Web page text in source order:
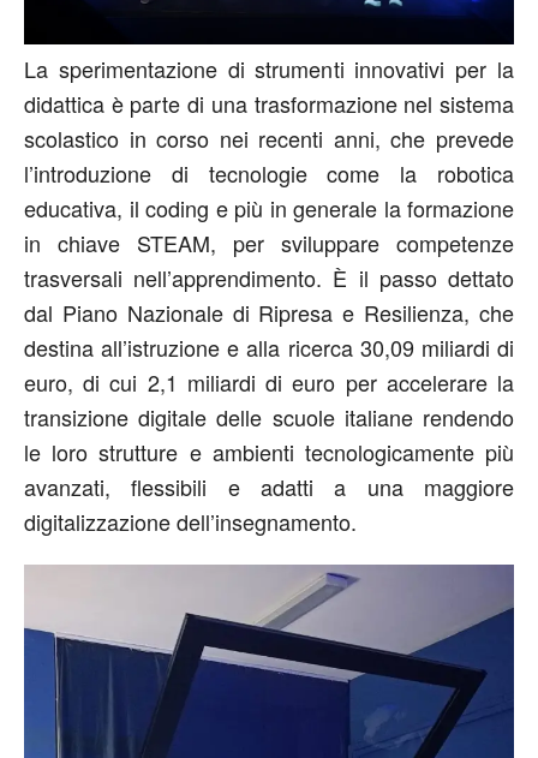
La sperimentazione di strumenti innovativi per la
didattica è parte di una trasformazione nel sistema
scolastico in corso nei recenti anni, che prevede
l’introduzione di tecnologie come la robotica
educativa, il coding e più in generale la formazione
in chiave STEAM, per sviluppare competenze
trasversali nell’apprendimento. È il passo dettato
dal Piano Nazionale di Ripresa e Resilienza, che
destina all’istruzione e alla ricerca 30,09 miliardi di
euro, di cui 2,1 miliardi di euro per accelerare la
transizione digitale delle scuole italiane rendendo
le loro strutture e ambienti tecnologicamente più
avanzati, flessibili e adatti a una maggiore
digitalizzazione dell’insegnamento.